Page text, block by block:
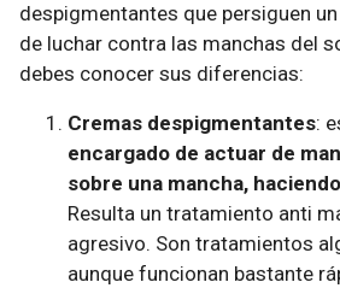
despigmentantes que persiguen
de luchar contra las manchas del
debes conocer sus diferencias:
Cremas despigmentantes:
encargado de actuar de
sobre una mancha,
Resulta un tratamiento anti
agresivo. Son tratamientos
aunque funcionan bastante